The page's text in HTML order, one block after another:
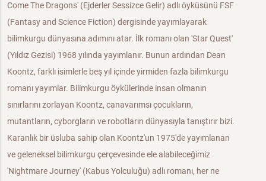
Come The Dragons' (Ejderler Sessizce Gelir) adlı öyküsünü FSF
(Fantasy and Science Fiction) dergisinde yayımlayarak
bilimkurgu dünyasına adımını atar. İlk romanı olan 'Star Quest'
(Yıldız Gezisi) 1968 yılında yayımlanır. Bunun ardından Dean
Koontz, farklı isimlerle beş yıl içinde yirmiden fazla bilimkurgu
romanı yayımlar. Bilimkurgu öykülerinde insan olmanın
sınırlarını zorlayan Koontz, canavarımsı çocukların,
mutantların, cyborgların ve robotların dünyasıyla tanıştırır bizi.
Karanlık bir üsluba sahip olan Koontz'un 1975'de yayımlanan
ve geleneksel bilimkurgu çerçevesinde ele alabileceğimiz
'Nightmare Journey' (Kabus Yolculuğu) adlı romanı, her ne